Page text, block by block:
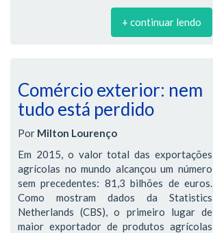
+ continuar lendo
Comércio exterior: nem
tudo está perdido
Por Milton Lourenço
Em 2015, o valor total das exportações
agrícolas no mundo alcançou um número
sem precedentes: 81,3 bilhões de euros.
Como mostram dados da Statistics
Netherlands (CBS), o primeiro lugar de
maior exportador de produtos agrícolas